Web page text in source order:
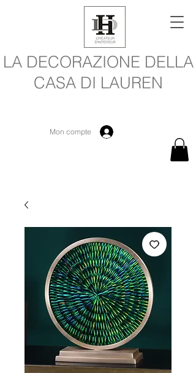
LA DECORAZIONE DELLA
CASA DI LAUREN
Mon compte